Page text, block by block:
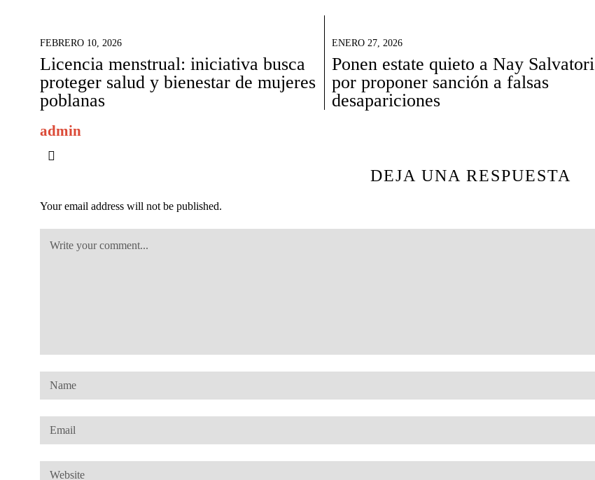
FEBRERO 10, 2026
Licencia menstrual: iniciativa busca
proteger salud y bienestar de mujeres
poblanas
ENERO 27, 2026
Ponen estate quieto a Nay Salvatori
por proponer sanción a falsas
desapariciones
admin
DEJA UNA RESPUESTA
Your email address will not be published.